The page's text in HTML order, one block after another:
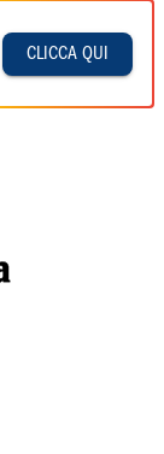
CLICCA QUI